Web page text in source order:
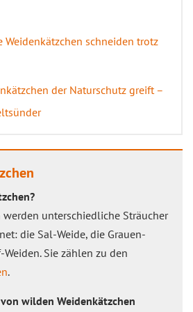
Weidenkätzchen schneiden trotz
der Naturschutz greift –
werden unterschiedliche Sträucher
die Sal-Weide, die Grauen-
Sie zählen zu den
.
wilden Weidenkätzchen